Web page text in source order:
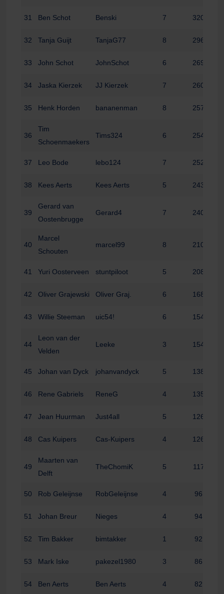
31 Ben Schot Benski 7 320
32 Tanja Guijt TanjaG77 8 296
33 John Schot JohnSchot 6 269
34 Jaska Kierzek JJ Kierzek 7 260
35 Henk Horden bananenman 8 257
36
Tim
Schoenmaekers
Tims324 6 254
37 Leo Bode lebo124 7 252
38 Kees Aerts Kees Aerts 5 243
39
Gerard van
Oostenbrugge
Gerard4 7 240
40
Marcel
Schouten
marcel99 8 210
41 Yuri Oosterveen stuntpiloot 5 208
42 Oliver Grajewski Oliver Graj. 6 168
43 Willie Steeman uic54! 6 154
44
Leon van der
Velden
Leeke 3 154
45 Johan van Dyck johanvandyck 5 138
46 Rene Gabriels ReneG 4 135
47 Jean Huurman Just4all 5 126
48 Cas Kuipers Cas-Kuipers 4 126
49
Maarten van
Delft
TheChomiK 5 117
50 Rob Geleijnse RobGeleijnse 4 96
51 Johan Breur Nieges 4 94
52 Tim Bakker bimtakker 1 92
53 Mark Iske pakezel1980 3 86
54 Ben Aerts Ben Aerts 4 82